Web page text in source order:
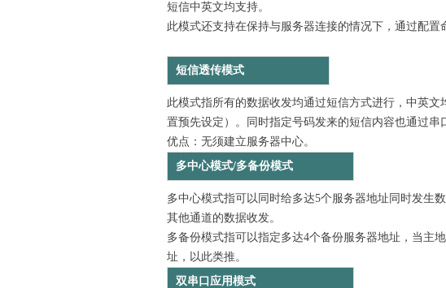
短信中英文均支持。
此模式还支持在保持与服务器连接的情况下，通过配置
短信透传模式
此模式指所有的数据收发均通过短信方式进行，中英
置预先设定）。同时指定号码发来的短信内容也通过串
优点：无须建立服务器中心。
多中心模式/多备份模式
多中心模式指可以同时给多达5个服务器地址同时发生
其他通道的数据收发。
多备份模式指可以指定多达4个备份服务器地址，当主
址，以此类推。
双串口应用模式